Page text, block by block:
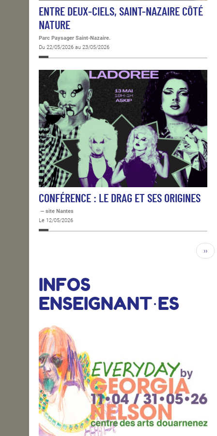
ENTRE DEUX-CIELS, SAINT-NAZAIRE CÔTÉ
NATURE
Parc Paysager Saint-Nazaire.
Du 22/05/2026 au 23/05/2026
CONFÉRENCE : LE DRAG ET SES ORIGINES
— site Nantes
Le 12/05/2026
››
INFOS
ENSEIGNANT·ES